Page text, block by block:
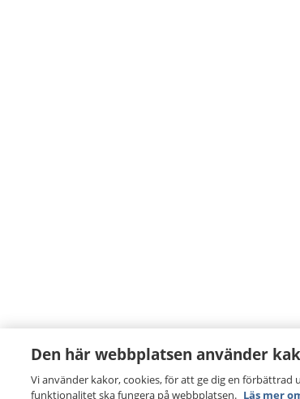
Den här webbplatsen använder
Vi använder kakor, cookies, för att ge dig en
funktionalitet ska fungera på webbplatsen. Läs mer